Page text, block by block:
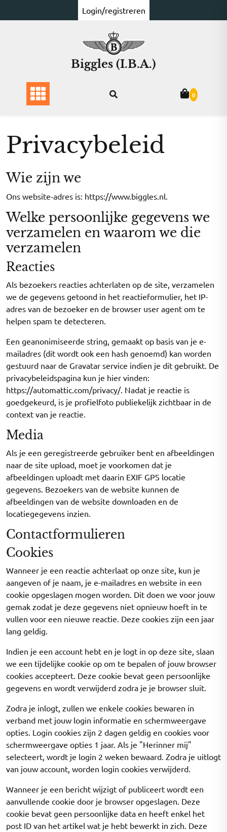
naar
Login/registreren
Biggles (I.B.A.)
0
Privacybeleid
Wie zijn we
Ons website-adres is: https://www.biggles.nl.
Welke persoonlijke gegevens we
verzamelen en waarom we die
verzamelen
Reacties
Als bezoekers reacties achterlaten op de site, verzamelen
we de gegevens getoond in het reactieformulier, het IP-
adres van de bezoeker en de browser user agent om te
helpen spam te detecteren.
Een geanonimiseerde string, gemaakt op basis van je e-
mailadres (dit wordt ook een hash genoemd) kan worden
gestuurd naar de Gravatar service indien je dit gebruikt. De
privacybeleidspagina kun je hier vinden:
https://automattic.com/privacy/. Nadat je reactie is
goedgekeurd, is je profielfoto publiekelijk zichtbaar in de
context van je reactie.
Media
Als je een geregistreerde gebruiker bent en afbeeldingen
naar de site upload, moet je voorkomen dat je
afbeeldingen uploadt met daarin EXIF GPS locatie
gegevens. Bezoekers van de website kunnen de
afbeeldingen van de website downloaden en de
locatiegegevens inzien.
Contactformulieren
Cookies
Wanneer je een reactie achterlaat op onze site, kun je
aangeven of je naam, je e-mailadres en website in een
cookie opgeslagen mogen worden. Dit doen we voor jouw
gemak zodat je deze gegevens niet opnieuw hoeft in te
vullen voor een nieuwe reactie. Deze cookies zijn een jaar
lang geldig.
Indien je een account hebt en je logt in op deze site, slaan
we een tijdelijke cookie op om te bepalen of jouw browser
cookies accepteert. Deze cookie bevat geen persoonlijke
gegevens en wordt verwijderd zodra je je browser sluit.
Zodra je inlogt, zullen we enkele cookies bewaren in
verband met jouw login informatie en schermweergave
opties. Login cookies zijn 2 dagen geldig en cookies voor
schermweergave opties 1 jaar. Als je "Herinner mij"
selecteert, wordt je login 2 weken bewaard. Zodra je uitlogt
van jouw account, worden login cookies verwijderd.
Wanneer je een bericht wijzigt of publiceert wordt een
aanvullende cookie door je browser opgeslagen. Deze
cookie bevat geen persoonlijke data en heeft enkel het
post ID van het artikel wat je hebt bewerkt in zich. Deze